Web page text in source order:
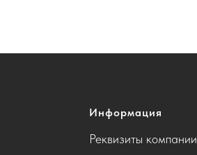
Информация
Реквизиты компании